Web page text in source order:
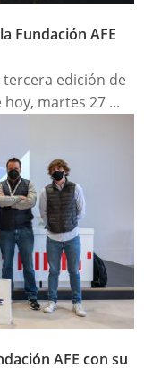
Fundación AFE
tercera edición de
martes 27 ...
AFE con su